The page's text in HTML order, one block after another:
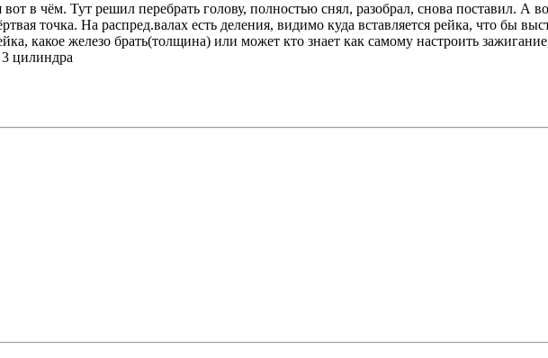
в чём. Тут решил перебрать голову, полностью снял, разобрал, снова поставил. А
точка. На распред.валах есть деления, видимо куда вставляется рейка, что бы
какое железо брать(толщина) или может кто знает как самому настроить
3 цилиндра